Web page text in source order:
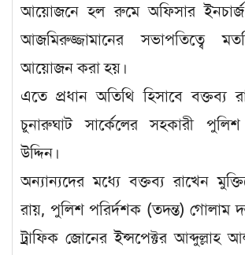
আয়োজনে হল রুমে অফিসার
আজমিরুজ্জামানের সভাপতিত্বে
আয়োজন করা হয়।
এতে প্রধান অতিথি হিসাবে বক্তব্য
চুনারুঘাট সার্কেলের সহকারী
উদ্দিন।
অন্যান্যদের মধ্যে বক্তব্য রাখেন
রায়, পুলিশ পরির্দশক (তদন্ত) গোলাম
ট্রাফিক জোনের ইন্সপেক্টর আব্দুল্লাহ